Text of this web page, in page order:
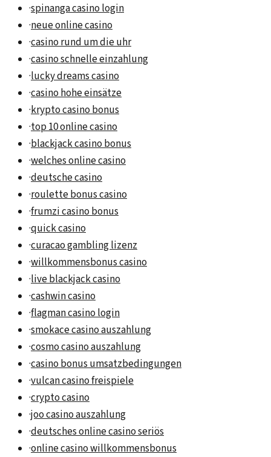
·spinanga casino login
·neue online casino
·casino rund um die uhr
·casino schnelle einzahlung
·lucky dreams casino
·casino hohe einsätze
·krypto casino bonus
·top 10 online casino
·blackjack casino bonus
·welches online casino
·deutsche casino
·roulette bonus casino
·frumzi casino bonus
·quick casino
·curacao gambling lizenz
·willkommensbonus casino
·live blackjack casino
·cashwin casino
·flagman casino login
·smokace casino auszahlung
·cosmo casino auszahlung
·casino bonus umsatzbedingungen
·vulcan casino freispiele
·crypto casino
·joo casino auszahlung
·deutsches online casino seriös
·online casino willkommensbonus